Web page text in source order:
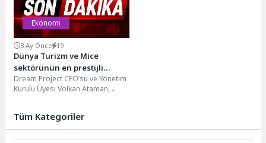
Ekonomi
3 Ay Önce 19
Dünya Turizm ve Mice
sektörünün en prestijli
etkinliklerini düzenleyen
Dream Project Ceo’su ve
Ataman’dan Çeşme için
Marka Destinasyon Mesajı
Dream Project CEO’su ve Yönetim
Kurulu Üyesi Volkan Ataman,
Tüm Kategoriler